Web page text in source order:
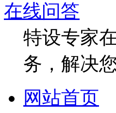
在线问答
特设专家
务，解决
网站首页